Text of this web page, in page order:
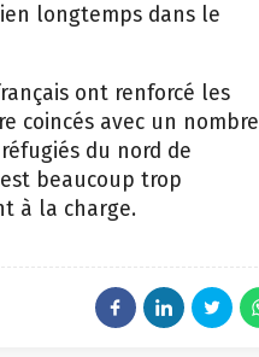
longtemps dans le
ont renforcé les
coincés avec un nombre
du nord de
beaucoup trop
à la charge.